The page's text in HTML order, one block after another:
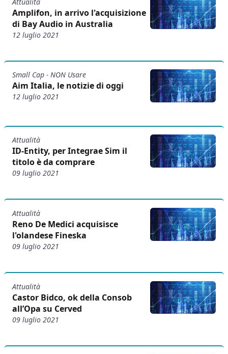
Amplifon, in arrivo l'acquisizione
di Bay Audio in Australia
12 luglio 2021
Small Cap - NON Usare
Aim Italia, le notizie di oggi
12 luglio 2021
Attualità
ID-Entity, per Integrae Sim il
titolo è da comprare
09 luglio 2021
Attualità
Reno De Medici acquisisce
l'olandese Fineska
09 luglio 2021
Attualità
Castor Bidco, ok della Consob
all’Opa su Cerved
09 luglio 2021